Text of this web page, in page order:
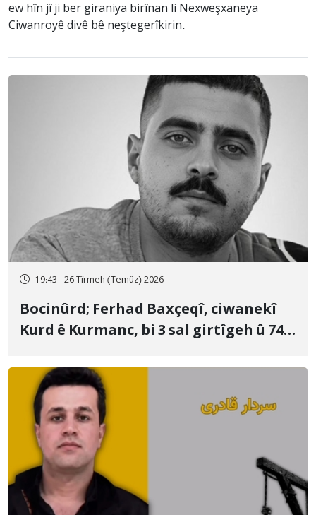
ew hîn jî ji ber giraniya birînan li Nexweşxaneya
Ciwanroyê divê bê neştegerîkirin.
19:43 - 26 Tîrmeh (Temûz) 2026
Bocinûrd; Ferhad Baxçeqî, ciwanekî
Kurd ê Kurmanc, bi 3 sal girtîgeh û 74